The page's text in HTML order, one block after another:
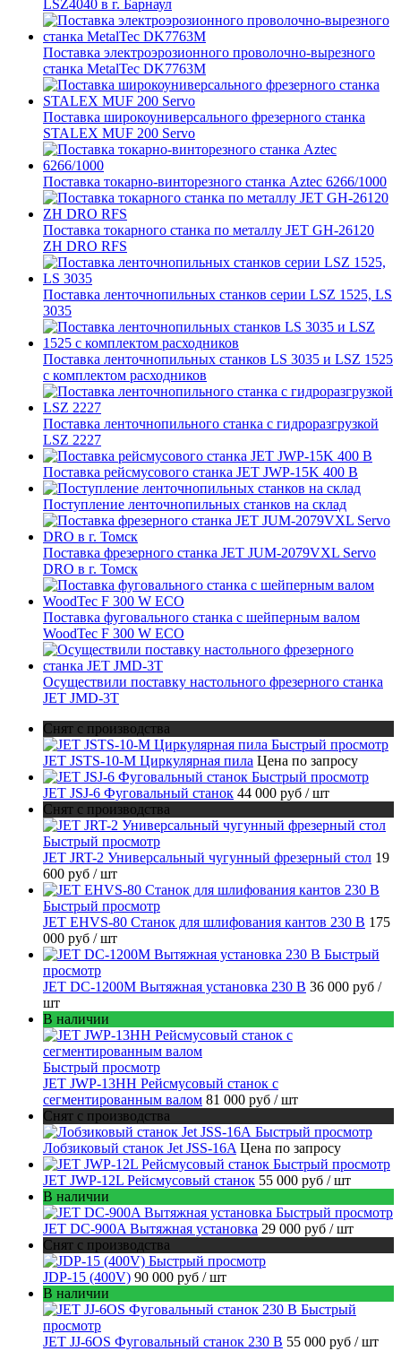
LSZ4040 в г. Барнаул
Поставка электроэрозионного проволочно-вырезного
станка MetalTec DK7763M
Поставка широкоуниверсального фрезерного станка
STALEX MUF 200 Servo
Поставка токарно-винторезного станка Aztec 6266/1000
Поставка токарного станка по металлу JET GH-26120
ZH DRO RFS
Поставка ленточнопильных станков серии LSZ 1525, LS
3035
Поставка ленточнопильных станков LS 3035 и LSZ 1525
с комплектом расходников
Поставка ленточнопильного станка c гидроразгрузкой
LSZ 2227
Поставка рейсмусового станка JET JWP-15K 400 В
Поступление ленточнопильных станков на склад
Поставка фрезерного станка JET JUM-2079VXL Servo
DRO в г. Томск
Поставка фуговального станка с шейперным валом
WoodTec F 300 W ECO
Осуществили поставку настольного фрезерного станка
JET JMD-3T
Снят с производства
Быстрый просмотр
JET JSTS-10-M Циркулярная пила Цена по запросу
Быстрый просмотр
JET JSJ-6 Фуговальный станок 44 000 руб / шт
Снят с производства
Быстрый просмотр
JET JRT-2 Универсальный чугунный фрезерный стол 19
600 руб / шт
Быстрый просмотр
JET EHVS-80 Станок для шлифования кантов 230 В 175
000 руб / шт
Быстрый
просмотр
JET DC-1200M Вытяжная установка 230 В 36 000 руб /
шт
В наличии
Быстрый просмотр
JET JWP-13HH Рейсмусовый станок с
сегментированным валом 81 000 руб / шт
Снят с производства
Быстрый просмотр
Лобзиковый станок Jet JSS-16A Цена по запросу
Быстрый просмотр
JET JWP-12L Рейсмусовый станок 55 000 руб / шт
В наличии
Быстрый просмотр
JET DC-900A Вытяжная установка 29 000 руб / шт
Снят с производства
Быстрый просмотр
JDP-15 (400V) 90 000 руб / шт
В наличии
Быстрый
просмотр
JET JJ-6OS Фуговальный станок 230 В 55 000 руб / шт